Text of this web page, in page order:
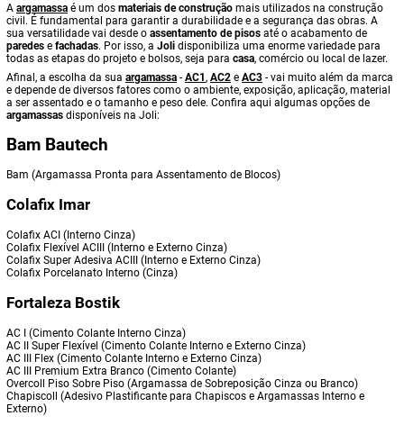
A argamassa é um dos materiais de construção mais utilizados na construção
civil. É fundamental para garantir a durabilidade e a segurança das obras. A
sua versatilidade vai desde o assentamento de pisos até o acabamento de
paredes e fachadas. Por isso, a Joli disponibiliza uma enorme variedade para
todas as etapas do projeto e bolsos, seja para casa, comércio ou local de lazer.
Afinal, a escolha da sua argamassa - AC1 , AC2 e AC3 - vai muito além da marca
e depende de diversos fatores como o ambiente, exposição, aplicação, material
a ser assentado e o tamanho e peso dele. Confira aqui algumas opções de
argamassas disponíveis na Joli:
Bam Bautech
Bam (Argamassa Pronta para Assentamento de Blocos)
Colafix Imar
Colafix ACI (Interno Cinza)
Colafix Flexível ACIII (Interno e Externo Cinza)
Colafix Super Adesiva ACIII (Interno e Externo Cinza)
Colafix Porcelanato Interno (Cinza)
Fortaleza Bostik
AC I (Cimento Colante Interno Cinza)
AC II Super Flexível (Cimento Colante Interno e Externo Cinza)
AC III Flex (Cimento Colante Interno e Externo Cinza)
AC III Premium Extra Branco (Cimento Colante)
Overcoll Piso Sobre Piso (Argamassa de Sobreposição Cinza ou Branco)
Chapiscoll (Adesivo Plastificante para Chapiscos e Argamassas Interno e
Externo)